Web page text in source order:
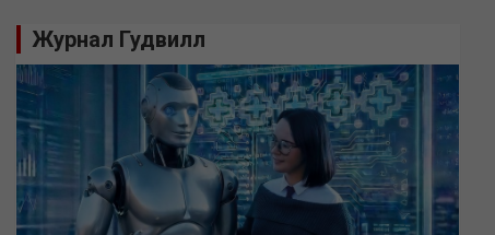
Журнал Гудвилл